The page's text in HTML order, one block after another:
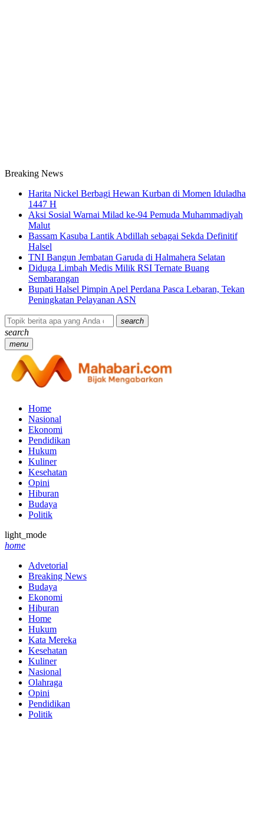
Breaking News
Harita Nickel Berbagi Hewan Kurban di Momen Iduladha
1447 H
Aksi Sosial Warnai Milad ke-94 Pemuda Muhammadiyah
Malut
Bassam Kasuba Lantik Abdillah sebagai Sekda Definitif
Halsel
TNI Bangun Jembatan Garuda di Halmahera Selatan
Diduga Limbah Medis Milik RSI Ternate Buang
Sembarangan
Bupati Halsel Pimpin Apel Perdana Pasca Lebaran, Tekan
Peningkatan Pelayanan ASN
search
search
menu
Home
Nasional
Ekonomi
Pendidikan
Hukum
Kuliner
Kesehatan
Opini
Hiburan
Budaya
Politik
light_mode
home
Advetorial
Breaking News
Budaya
Ekonomi
Hiburan
Home
Hukum
Kata Mereka
Kesehatan
Kuliner
Nasional
Olahraga
Opini
Pendidikan
Politik